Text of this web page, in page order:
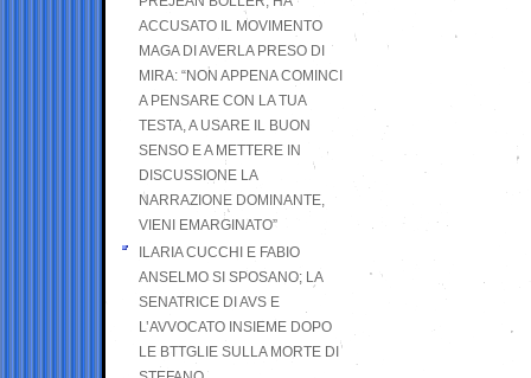
ACCUSATO IL MOVIMENTO
MAGA DI AVERLA PRESO DI
MIRA: “NON APPENA COMINCI
A PENSARE CON LA TUA
TESTA, A USARE IL BUON
SENSO E A METTERE IN
DISCUSSIONE LA
NARRAZIONE DOMINANTE,
VIENI EMARGINATO”
ILARIA CUCCHI E FABIO
ANSELMO SI SPOSANO; LA
SENATRICE DI AVS E
L’AVVOCATO INSIEME DOPO
LE BTTGLIE SULLA MORTE DI